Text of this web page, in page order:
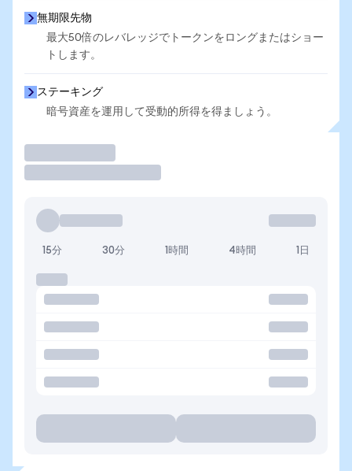
無期限先物
最大50倍のレバレッジでトークンをロングまたはショー
トします。
ステーキング
暗号資産を運用して受動的所得を得ましょう。
15分 30分 1時間 4時間 1日